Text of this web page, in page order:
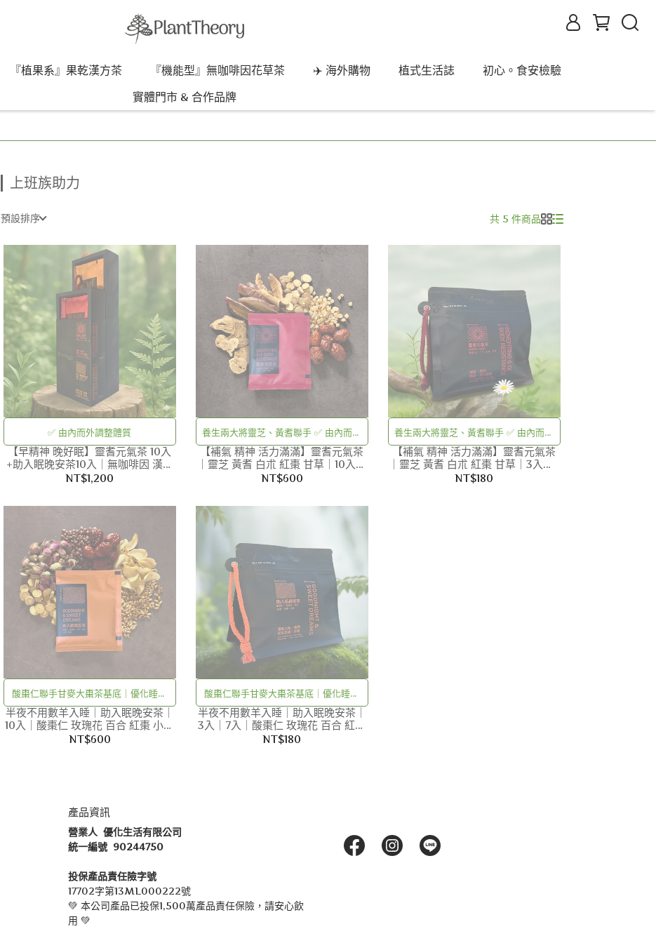
『植果系』果乾漢方茶 『機能型』無咖啡因花草茶 ✈️ 海外購物 植式生活誌
初心。食安檢驗
實體門市 & 合作品牌
上班族助力
預設排序 共 5 件商品
✅ 由內而外調整體質
【早精神 晚好眠】靈耆元氣茶 10入
+助入眠晚安茶10入｜無咖啡因 漢方
茶 共20入｜養生
NT$1,200
養生兩大將靈芝、黃耆聯手 ✅ 由內而外
調整體質的「補氣、強身」之作
【補氣 精神 活力滿滿】靈耆元氣茶
｜靈芝 黃耆 白朮 紅棗 甘草｜10入｜
無咖啡因 漢方茶｜養生
NT$600
養生兩大將靈芝、黃耆聯手 ✅ 由內而外
調整體質的「補氣、強身」之作
【補氣 精神 活力滿滿】靈耆元氣茶
｜靈芝 黃耆 白朮 紅棗 甘草｜3入｜7
入｜無咖啡因 漢方茶｜養生
NT$180
酸棗仁聯手甘麥大棗茶基底｜優化睡眠
品質｜甩開夜晚數羊咩咩的日子
半夜不用數羊入睡｜助入眠晚安茶｜
10入｜酸棗仁 玫瑰花 百合 紅棗 小麥
甘草｜無咖啡因 漢方茶｜養生
NT$600
酸棗仁聯手甘麥大棗茶基底｜優化睡眠
品質｜甩開夜晚數羊咩咩的日子
半夜不用數羊入睡｜助入眠晚安茶｜
3入｜7入｜酸棗仁 玫瑰花 百合 紅棗
小麥 甘草｜無咖啡因 漢方茶｜養生
NT$180
產品資訊
營業人  優化生活有限公司
統一編號  90244750
投保產品責任險字號
17702字第13ML000222號
💚 本公司產品已投保1,500萬產品責任保險，請安心飲
用 💚